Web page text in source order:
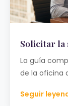
Solicitar la
La guía
de la oficina
Seguir